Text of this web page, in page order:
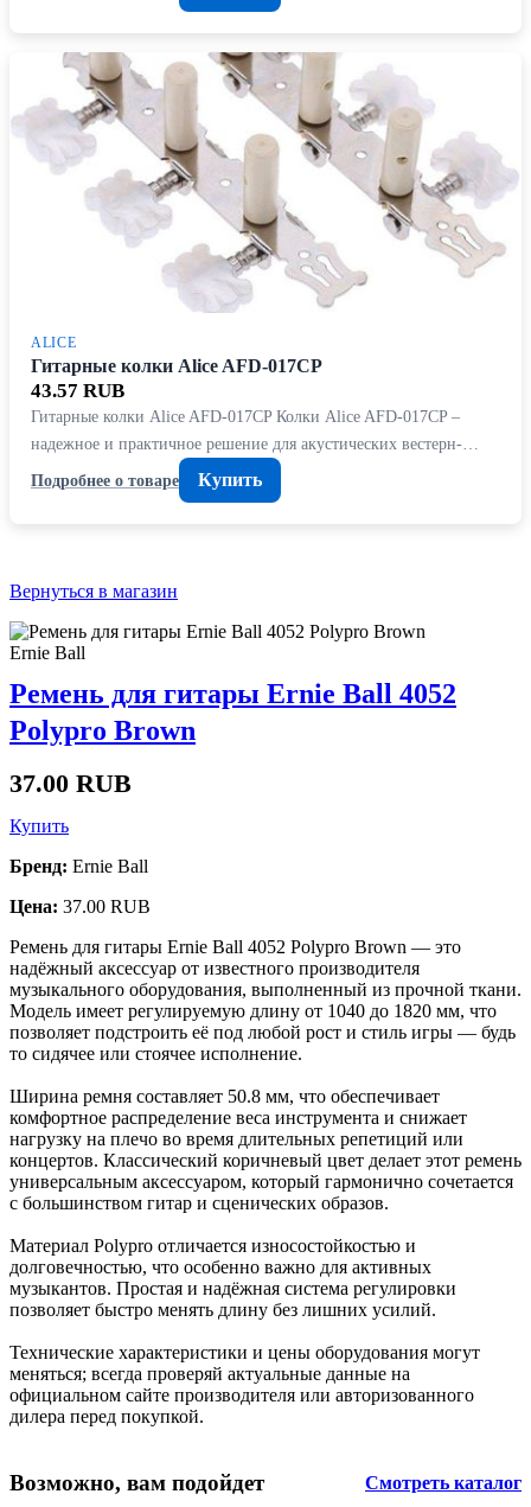
ALICE
Гитарные колки Alice AFD-017CP
43.57 RUB
Гитарные колки Alice AFD-017CP Колки Alice AFD-017CP –
надежное и практичное решение для акустических вестерн-…
Подробнее о товаре
Купить
Вернуться в магазин
Ernie Ball
Ремень для гитары Ernie Ball 4052
Polypro Brown
37.00 RUB
Купить
Бренд: Ernie Ball
Цена: 37.00 RUB
Ремень для гитары Ernie Ball 4052 Polypro Brown — это
надёжный аксессуар от известного производителя
музыкального оборудования, выполненный из прочной ткани.
Модель имеет регулируемую длину от 1040 до 1820 мм, что
позволяет подстроить её под любой рост и стиль игры — будь
то сидячее или стоячее исполнение.
Ширина ремня составляет 50.8 мм, что обеспечивает
комфортное распределение веса инструмента и снижает
нагрузку на плечо во время длительных репетиций или
концертов. Классический коричневый цвет делает этот ремень
универсальным аксессуаром, который гармонично сочетается
с большинством гитар и сценических образов.
Материал Polypro отличается износостойкостью и
долговечностью, что особенно важно для активных
музыкантов. Простая и надёжная система регулировки
позволяет быстро менять длину без лишних усилий.
Технические характеристики и цены оборудования могут
меняться; всегда проверяй актуальные данные на
официальном сайте производителя или авторизованного
дилера перед покупкой.
Возможно, вам подойдет Смотреть каталог